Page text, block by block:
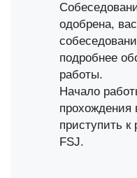
одобрена,
подробнее
работы.
Начало
прохождения
приступить
FSJ.